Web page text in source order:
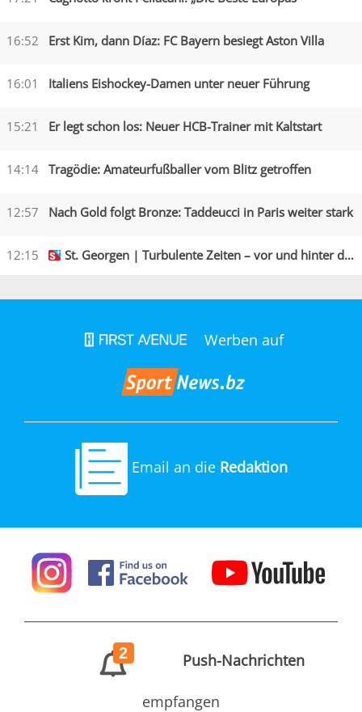
16:52 Erst Kim, dann Díaz: FC Bayern besiegt Aston Villa
16:01 Italiens Eishockey-Damen unter neuer Führung
15:21 Er legt schon los: Neuer HCB-Trainer mit Kaltstart
14:14 Tragödie: Amateurfußballer vom Blitz getroffen
12:57 Nach Gold folgt Bronze: Taddeucci in Paris weiter stark
12:15 St. Georgen | Turbulente Zeiten – vor und hinter den Kulissen
Werben auf
Email an die Redaktion
2 Push-Nachrichten
empfangen